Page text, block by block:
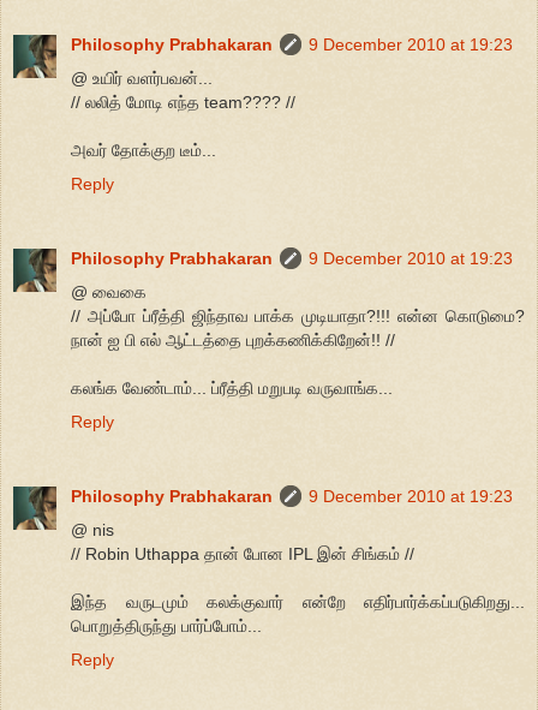
Philosophy Prabhakaran
9 December 2010 at 19:23
@ உயிர் வளர்பவன்...
// லலித் மோடி எந்த team???? //
அவர் தோக்குற டீம்...
Reply
Philosophy Prabhakaran
9 December 2010 at 19:23
@ வைகை
// அப்போ ப்ரீத்தி ஜிந்தாவ பாக்க முடியாதா?!!! என்ன கொடுமை?
நான் ஐ பி எல் ஆட்டத்தை புறக்கணிக்கிறேன்!! //
கலங்க வேண்டாம்... ப்ரீத்தி மறுபடி வருவாங்க...
Reply
Philosophy Prabhakaran
9 December 2010 at 19:23
@ nis
// Robin Uthappa தான் போன IPL இன் சிங்கம் //
இந்த வருடமும் கலக்குவார் என்றே எதிர்பார்க்கப்படுகிறது...
பொறுத்திருந்து பார்ப்போம்...
Reply